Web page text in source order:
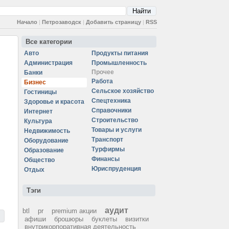
Начало | Петрозаводск | Добавить страницу | RSS
Все категории
Авто
Администрация
Банки
Бизнес
Гостиницы
Здоровье и красота
Интернет
Культура
Недвижимость
Оборудование
Образование
Общество
Отдых
Продукты питания
Промышленность
Прочее
Работа
Сельское хозяйство
Спецтехника
Справочники
Строительство
Товары и услуги
Транспорт
Турфирмы
Финансы
Юриспруденция
Тэги
btl pr premium акции аудит
афиши брошюры буклеты
визитки
внутрикорпоративная деятельность